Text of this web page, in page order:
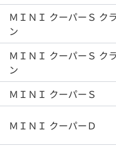
ＭＩＮＩ クーパーＳ ク
ン
ＭＩＮＩ クーパーＳ ク
ン
ＭＩＮＩ クーパーＳ
ＭＩＮＩ クーパーＤ